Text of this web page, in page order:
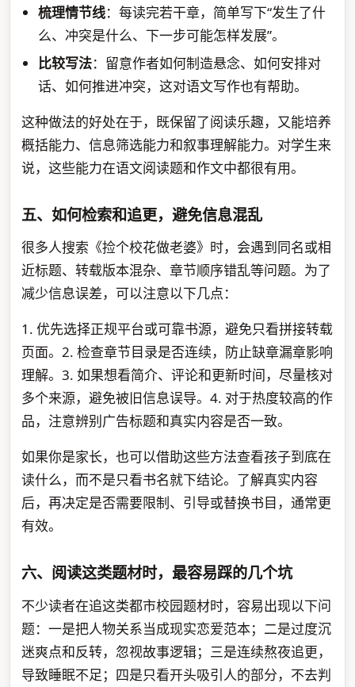
梳理情节线：每读完若干章，简单写下“发生了什
么、冲突是什么、下一步可能怎样发展”。
比较写法：留意作者如何制造悬念、如何安排对
话、如何推进冲突，这对语文写作也有帮助。
这种做法的好处在于，既保留了阅读乐趣，又能培养
概括能力、信息筛选能力和叙事理解能力。对学生来
说，这些能力在语文阅读题和作文中都很有用。
五、如何检索和追更，避免信息混乱
很多人搜索《捡个校花做老婆》时，会遇到同名或相
近标题、转载版本混杂、章节顺序错乱等问题。为了
减少信息误差，可以注意以下几点：
1. 优先选择正规平台或可靠书源，避免只看拼接转载
页面。2. 检查章节目录是否连续，防止缺章漏章影响
理解。3. 如果想看简介、评论和更新时间，尽量核对
多个来源，避免被旧信息误导。4. 对于热度较高的作
品，注意辨别广告标题和真实内容是否一致。
如果你是家长，也可以借助这些方法查看孩子到底在
读什么，而不是只看书名就下结论。了解真实内容
后，再决定是否需要限制、引导或替换书目，通常更
有效。
六、阅读这类题材时，最容易踩的几个坑
不少读者在追这类都市校园题材时，容易出现以下问
题：一是把人物关系当成现实恋爱范本；二是过度沉
迷爽点和反转，忽视故事逻辑；三是连续熬夜追更，
导致睡眠不足；四是只看开头吸引人的部分，不去判